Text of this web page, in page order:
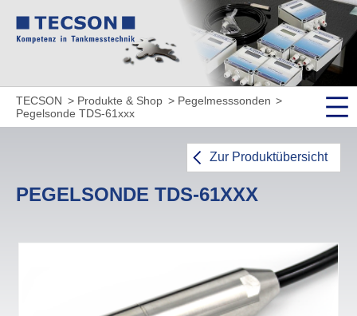
TECSON Produkte & Shop
Pegelmesssonden
Pegelsonde TDS-61xxx
Zur Produktübersicht
PEGELSONDE TDS-61XXX